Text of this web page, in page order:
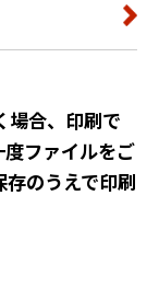
場合、印刷で
ファイルをご
のうえで印刷